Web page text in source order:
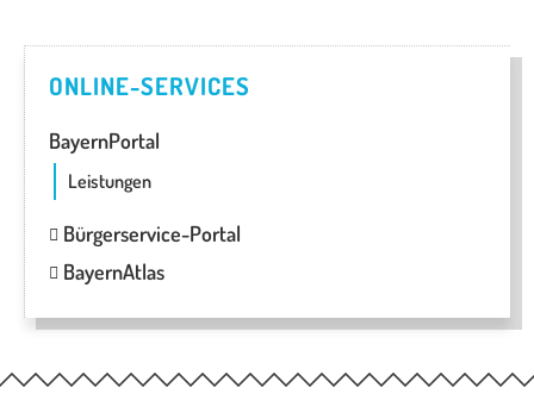
ONLINE-SERVICES
BayernPortal
Leistungen
Bürgerservice-Portal
BayernAtlas